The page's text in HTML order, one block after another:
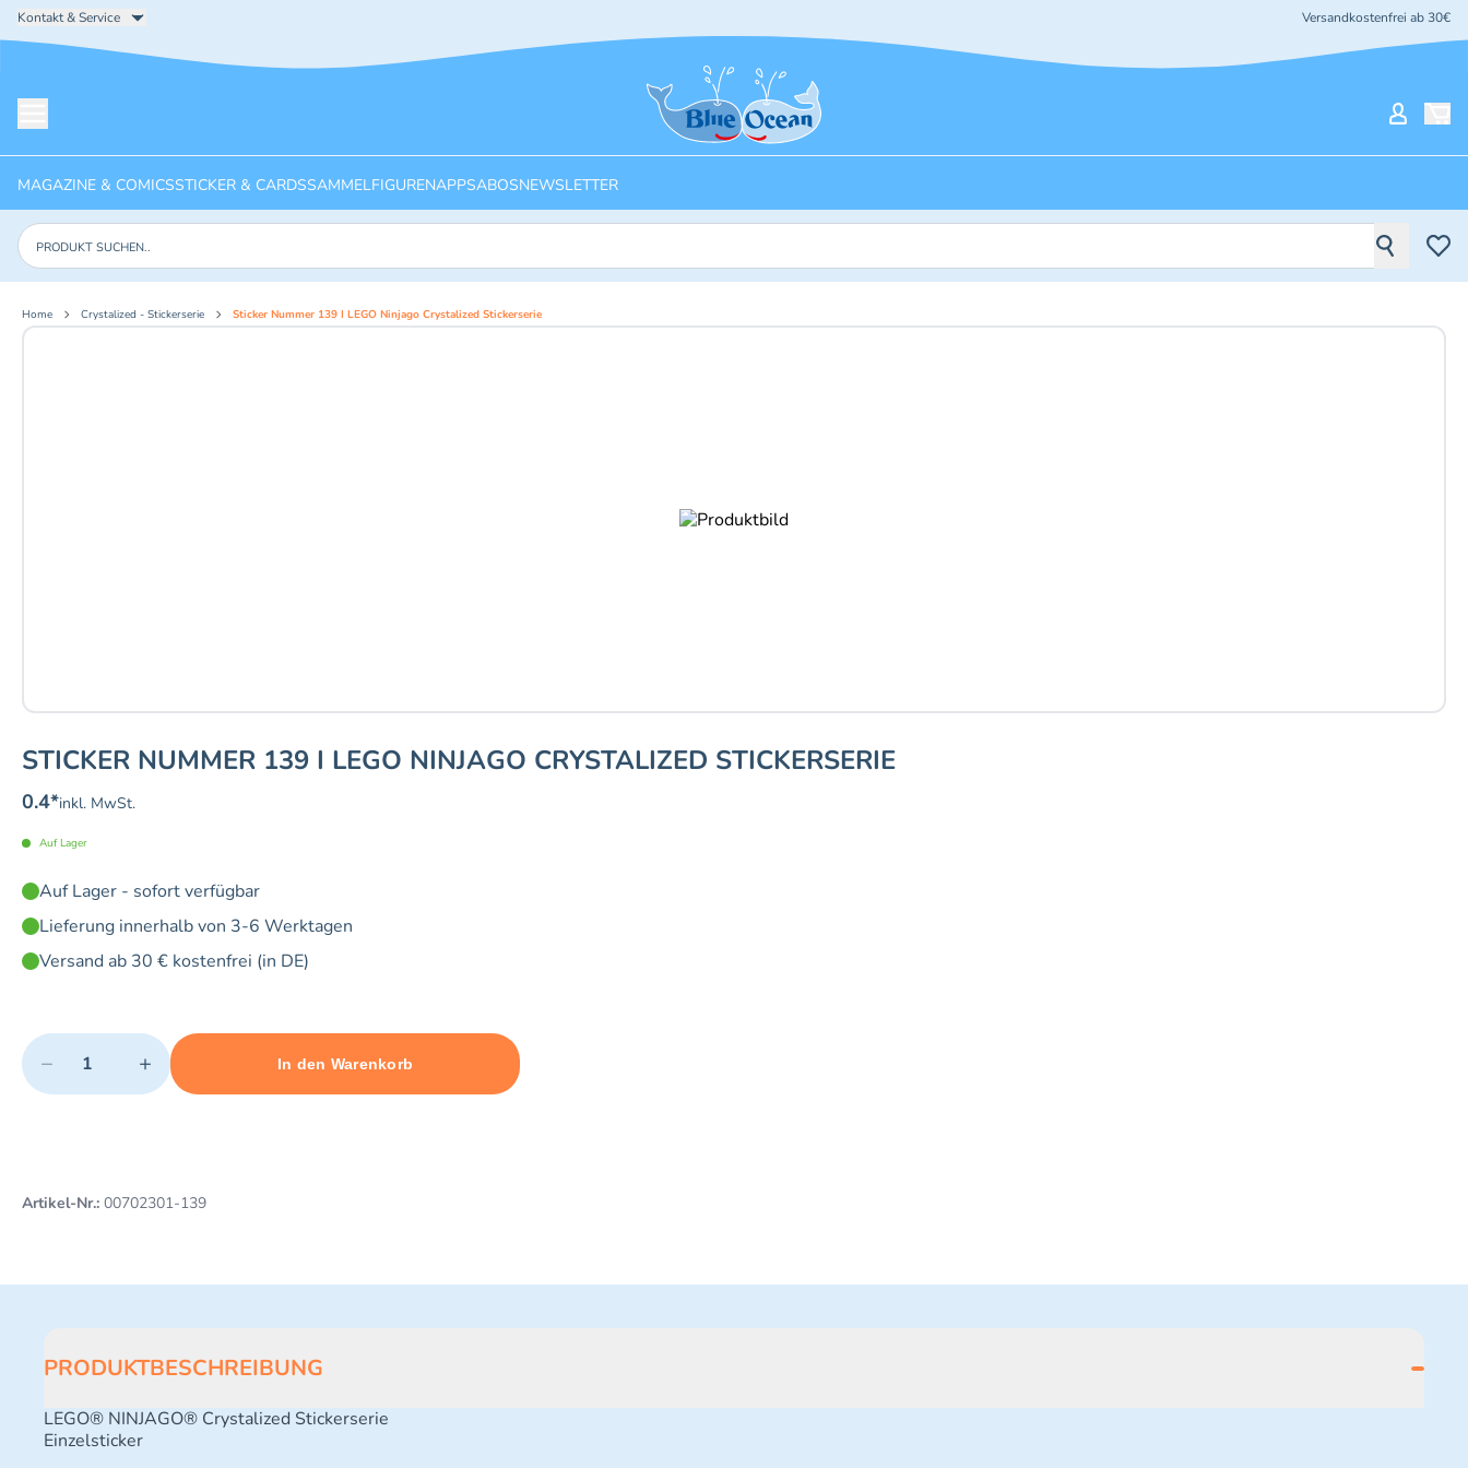
Kontakt & Service Versandkostenfrei ab 30€
Startseite
MAGAZINE & COMICSSTICKER & CARDSSAMMELFIGURENAPPSABOSNEWSLETTER
Produkte suchen
Home Crystalized - Stickerserie Sticker Nummer 139 I LEGO Ninjago Crystalized Stickerserie
STICKER NUMMER 139 I LEGO NINJAGO CRYSTALIZED STICKERSERIE
0.4*inkl. MwSt.
Auf Lager
Auf Lager - sofort verfügbar
Lieferung innerhalb von 3-6 Werktagen
Versand ab 30 € kostenfrei (in DE)
Quantity
− +
Minimum quantity: 1 Maximum quantity: 3
In den Warenkorb
Add 1 item to cart
Artikel-Nr.: 00702301-139
PRODUKTBESCHREIBUNG
LEGO® NINJAGO® Crystalized Stickerserie
Einzelsticker